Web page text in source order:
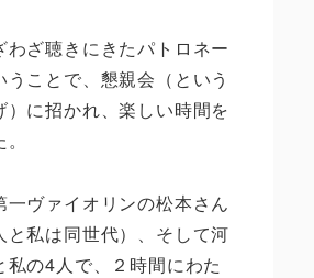
わざ聴きにきたパトロネー
うことで、懇親会（という
）に招かれ、楽しい時間を
一ヴァイオリンの松本さん
と私は同世代）、そして河
私の4人で、２時間にわた